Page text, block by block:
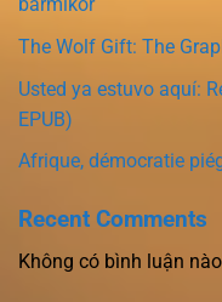
bármikor
The Wolf Gift: The
Usted ya estuvo aquí:
EPUB)
Afrique, démocratie
Recent Comments
Không có bình luận